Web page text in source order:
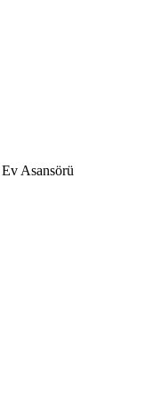
Asansörü